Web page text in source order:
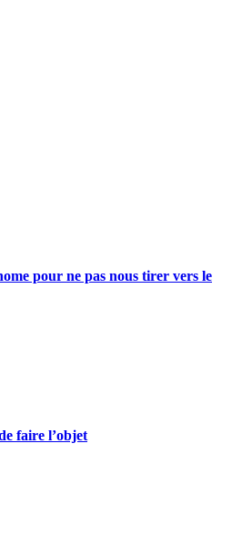
pour ne pas nous tirer vers le
faire l’objet